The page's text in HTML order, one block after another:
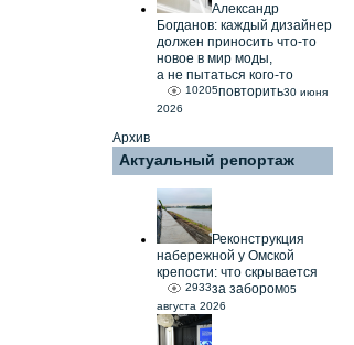
Александр
Богданов: каждый дизайнер
должен приносить что-то
новое в мир моды,
а не пытаться кого-то
повторить
10205
30 июня
2026
Архив
Актуальный репортаж
Реконструкция
набережной у Омской
крепости: что скрывается
за забором
2933
05
августа 2026